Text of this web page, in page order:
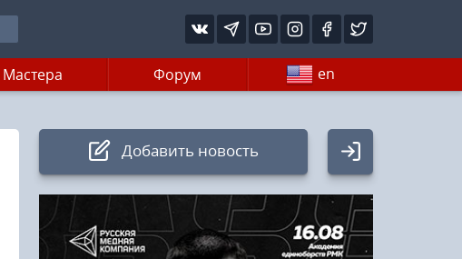
Мастера Форум en
Добавить новость
Авторизация
Логин: